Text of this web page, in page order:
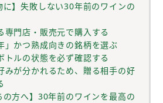
】失敗しない30年前のワインの
門店・販売元で購入する
かつ熟成向きの銘柄を選ぶ
ルの状態を必ず確認する
が分かれるため、贈る相手の好
方へ】30年前のワインを最高の